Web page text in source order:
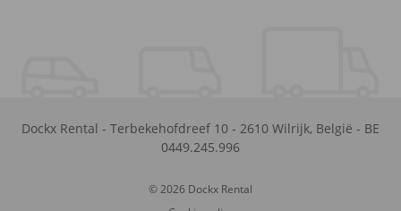
Dockx Rental - Terbekehofdreef 10 - 2610 Wilrijk, België - BE
0449.245.996
© 2026 Dockx Rental